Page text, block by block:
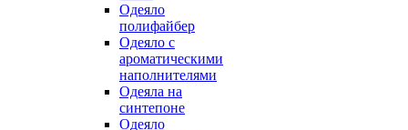
Одеяло
полифайбер
Одеяло с
ароматическими
наполнителями
Одеяла на
синтепоне
Одеяло